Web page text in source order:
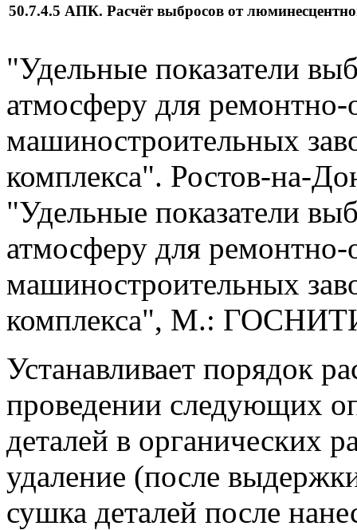
50.7.4.5 АПК. Расчёт выбросов от
"Удельные показатели
атмосферу для
машиностроительных
комплекса". Ростов-на-
"Удельные показатели
атмосферу для
машиностроительных
комплекса", М.:
Устанавливает порядок
проведении следующих
деталей в органических
удаление (после
сушка деталей после